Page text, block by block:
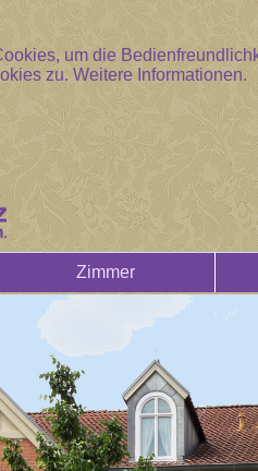
um die
zu.Weitere Informationen.
Zimmer